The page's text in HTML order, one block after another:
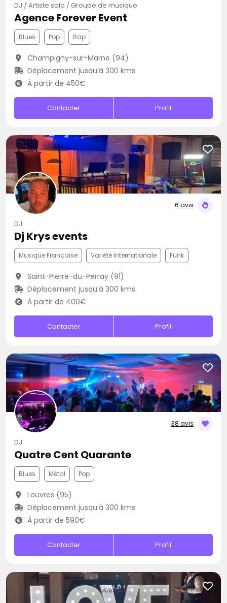
DJ / Artiste solo / Groupe de musique
Agence Forever Event
Blues Pop Rap
Champigny-sur-Marne (94)
Déplacement jusqu’à 300 kms
À partir de 450€
Contacter Profil
6 avis
DJ
Dj Krys events
Musique Française Variété Internationale Funk
Saint-Pierre-du-Perray (91)
Déplacement jusqu’à 300 kms
À partir de 400€
Contacter Profil
38 avis
DJ
Quatre Cent Quarante
Blues Métal Pop
Louvres (95)
Déplacement jusqu’à 300 kms
À partir de 590€
Contacter Profil